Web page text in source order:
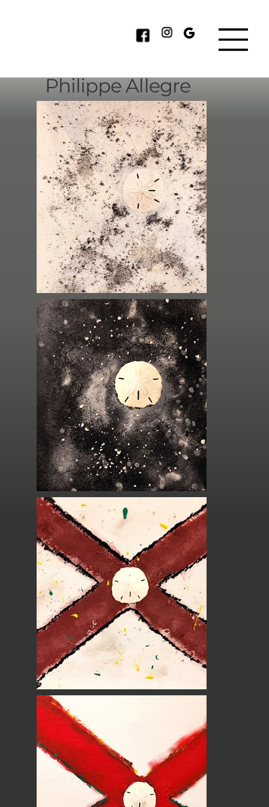
Philippe Allegre